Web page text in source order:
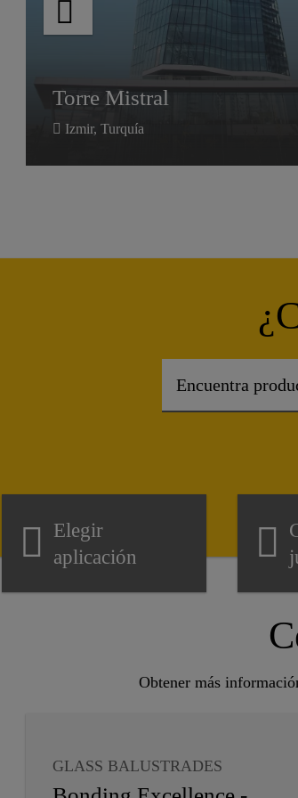
Torre Mistral
Izmir, Turquía
Torre Mistral
Elegir
aplicación
Obtener más
GLASS BALUSTRADES
INSULATING GLASS